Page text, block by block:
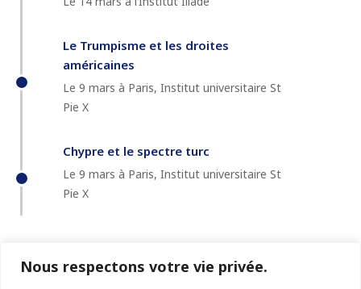
Nous respectons votre vie privée.
Le Trumpisme et les droites
américaines
Le 9 mars à Paris, Institut universitaire St
Pie X
Chypre et le spectre turc
Le 9 mars à Paris, Institut universitaire St
Pie X